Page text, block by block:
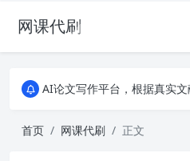
网课代刷
AI论文写作平台，根据真实
AI论文写作平台，根据真实
首页
网课代刷 正文